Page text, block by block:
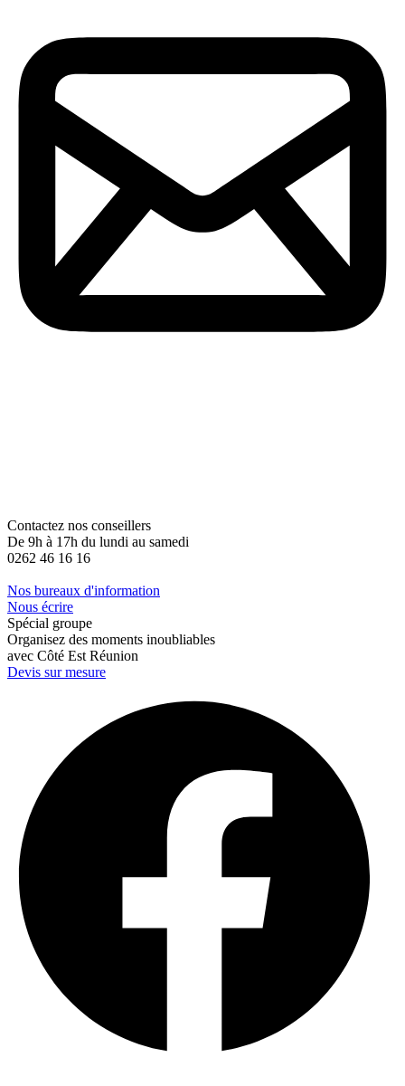
Contactez nos conseillers
De 9h à 17h du lundi au samedi
0262 46 16 16
Nos bureaux d'information
Nous écrire
Spécial groupe
Organisez des moments inoubliables
avec Côté Est Réunion
Devis sur mesure